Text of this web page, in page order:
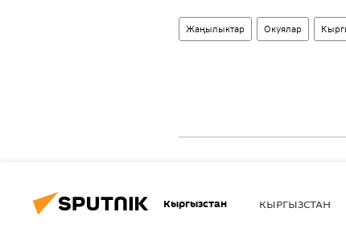
Жаңылыктар Окуялар
Кыргызстан КЫРГЫЗСТАН